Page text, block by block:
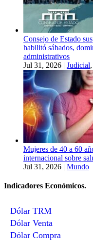
Consejo de Estado
habilitó sábados,
administrativos
Jul 31, 2026 | Judicial,
Mujeres de 40 a 60
internacional sobre
Jul 31, 2026 | Mundo
Indicadores Económicos.
Dólar TRM
Dólar Venta
Dólar Compra